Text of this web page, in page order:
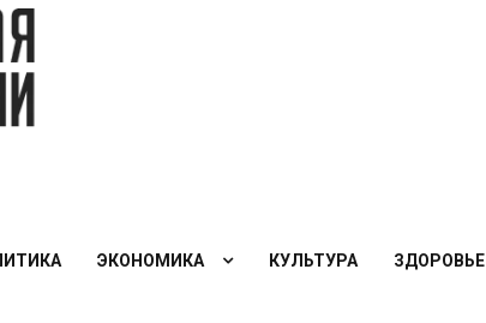
ЭКОНОМИКА КУЛЬТУРА ЗДОРОВЬЕ